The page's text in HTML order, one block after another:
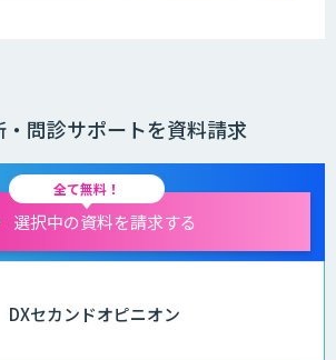
・問診サポートを資料請求
全て無料！
選択中の資料を請求する
DXセカンドオピニオン